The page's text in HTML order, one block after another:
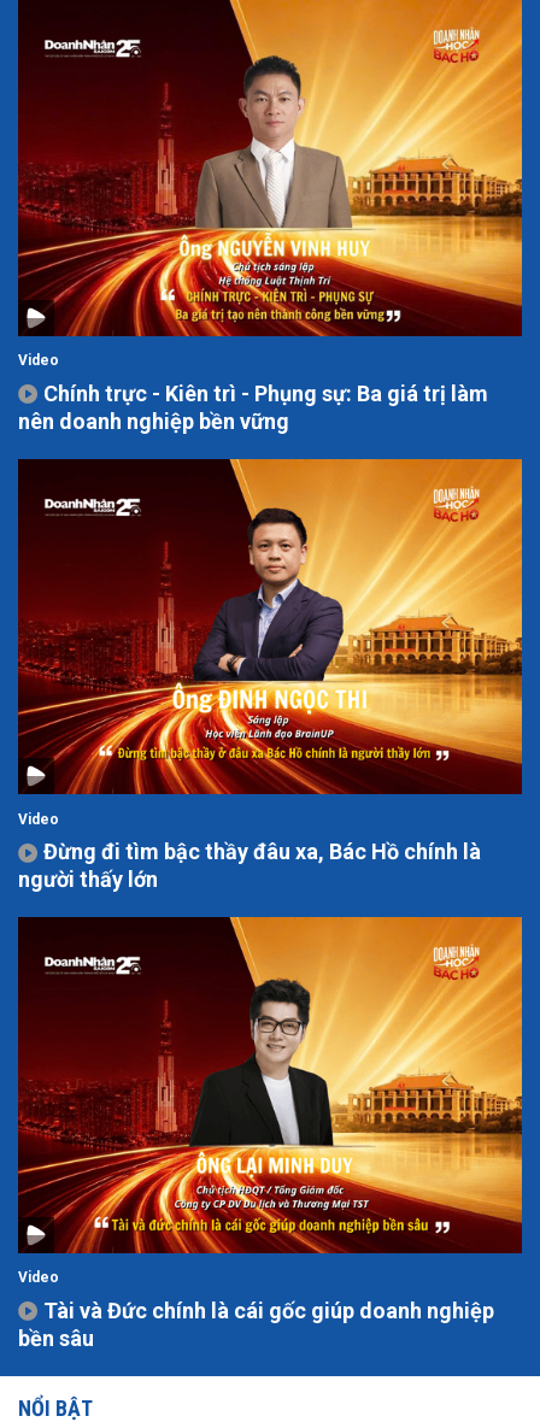
Video
Chính trực - Kiên trì - Phụng sự: Ba giá trị làm
nên doanh nghiệp bền vững
Video
Đừng đi tìm bậc thầy đâu xa, Bác Hồ chính là
người thấy lớn
Video
Tài và Đức chính là cái gốc giúp doanh nghiệp
bền sâu
NỔI BẬT